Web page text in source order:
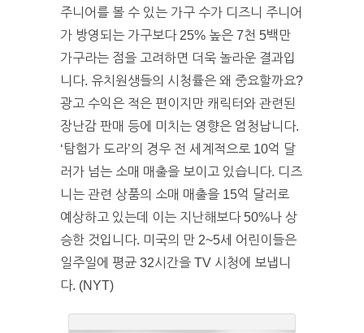
주니어를 볼 수 있는 가구 수가 디즈니 주니어
가 방영되는 가구보다 25% 높은 7천 5백만
가구라는 점을 고려하면 더욱 놀라운 결과입
니다. 유치원생들의 시청률은 왜 중요할까요?
광고 수익은 적은 편이지만 캐릭터와 관련된
장난감 판매 등에 미치는 영향은 엄청납니다.
‘탐험가 도라’의 경우 전 세계적으로 10억 달
러가 넘는 소매 매출을 보이고 있습니다. 디즈
니는 관련 상품의 소매 매출을 15억 달러로
예상하고 있는데 이는 지난해보다 50%나 상
승한 것입니다. 미국의 만 2~5세 어린이들은
일주일에 평균 32시간을 TV 시청에 보냅니
다. (NYT)